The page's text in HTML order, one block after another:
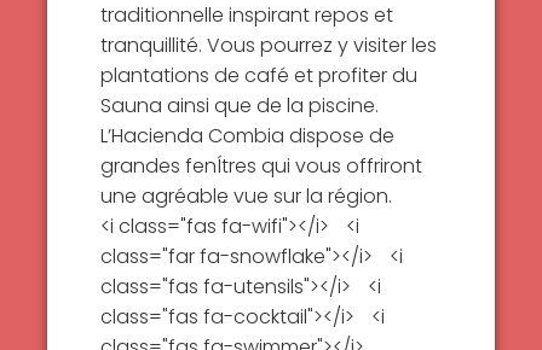
traditionnelle inspirant repos et
tranquillité. Vous pourrez y visiter les
plantations de café et profiter du
Sauna ainsi que de la piscine.
L’Hacienda Combia dispose de
grandes fenÍtres qui vous offriront
une agréable vue sur la région.
<i class="fas fa-wifi"></i>
<i
class="far fa-snowflake"></i>
<i
class="fas fa-utensils"></i>
<i
class="fas fa-cocktail"></i>
<i